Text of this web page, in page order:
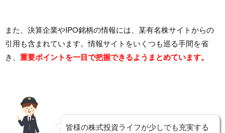
また、決算企業やIPO銘柄の情報には、某有名株サイトからの
引用も含まれています。情報サイトをいくつも巡る手間を省
き、 重要ポイントを一目で把握できるようまとめています。
皆様の株式投資ライフが少しでも充実する